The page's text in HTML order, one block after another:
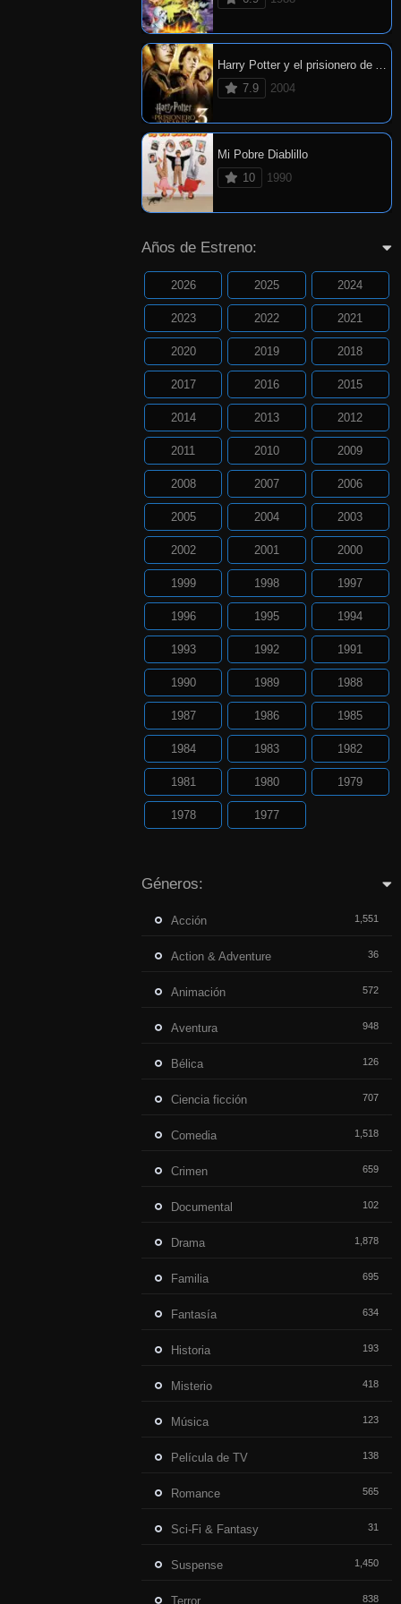
Harry Potter y el prisionero de Azkaban
7.9
2004
Mi Pobre Diablillo
10
1990
Años de Estreno:
2026 2025 2024
2023 2022 2021
2020 2019 2018
2017 2016 2015
2014 2013 2012
2011 2010 2009
2008 2007 2006
2005 2004 2003
2002 2001 2000
1999 1998 1997
1996 1995 1994
1993 1992 1991
1990 1989 1988
1987 1986 1985
1984 1983 1982
1981 1980 1979
1978 1977
Géneros:
Acción 1,551
Action & Adventure 36
Animación 572
Aventura 948
Bélica 126
Ciencia ficción 707
Comedia 1,518
Crimen 659
Documental 102
Drama 1,878
Familia 695
Fantasía 634
Historia 193
Misterio 418
Música 123
Película de TV 138
Romance 565
Sci-Fi & Fantasy 31
Suspense 1,450
Terror 838